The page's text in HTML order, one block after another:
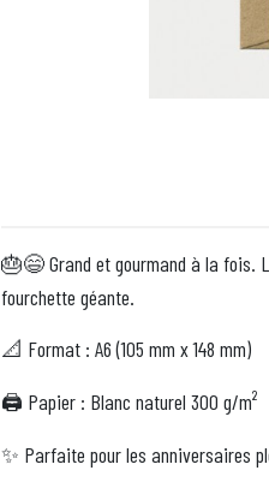
🎂😄 Grand et gourmand à la fois.
fourchette géante.
📐 Format : A6 (105 mm x 148 mm)
🖨 ️ Papier : Blanc naturel 300 g/m²
✨ Parfaite pour les anniversaires